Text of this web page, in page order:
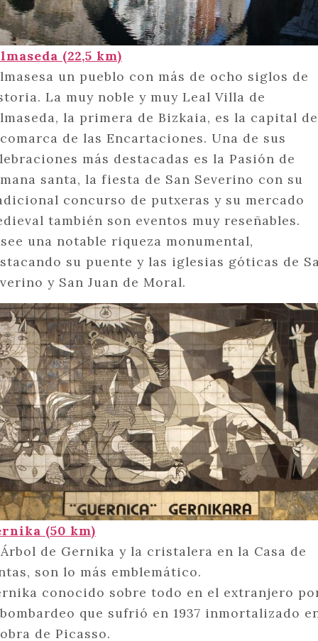
(22,5 km)
un pueblo con más de ocho siglos de
La muy noble y muy Leal Villa de
la primera de Bizkaia, es la capital de
de las Encartaciones. Una de sus
más destacadas es la Pasión de
santa, la fiesta de San Severino con su
concurso de putxeras y su mercado
también son eventos muy reseñables.
una notable riqueza monumental,
su puente y las iglesias góticas de
y San Juan de Moral.
(50 km)
de Gernika y la cristalera en la Casa de
son lo más emblemático.
conocido sobre todo en el extranjero
que sufrió en 1937 inmortalizado
de Picasso.